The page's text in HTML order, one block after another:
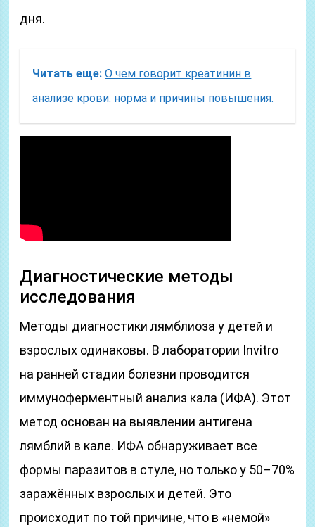
дня.
Читать еще: О чем говорит креатинин в
анализе крови: норма и причины повышения.
Диагностические методы
исследования
Методы диагностики лямблиоза у детей и
взрослых одинаковы. В лаборатории Invitro
на ранней стадии болезни проводится
иммуноферментный анализ кала (ИФА). Этот
метод основан на выявлении антигена
лямблий в кале. ИФА обнаруживает все
формы паразитов в стуле, но только у 50–70%
заражённых взрослых и детей. Это
происходит по той причине, что в «немой»